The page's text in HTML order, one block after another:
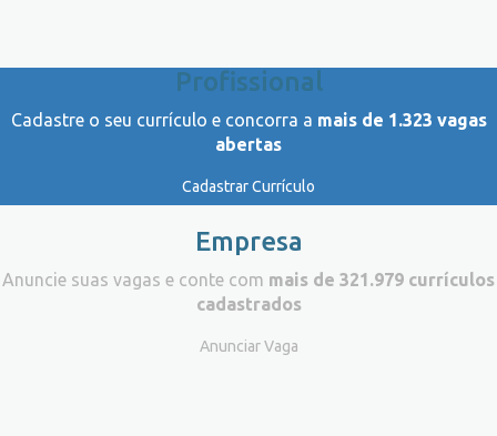
Profissional
Cadastre o seu currículo e concorra a mais de 1.323 vagas
abertas
Cadastrar Currículo
Empresa
Anuncie suas vagas e conte com mais de 321.979 currículos
cadastrados
Anunciar Vaga